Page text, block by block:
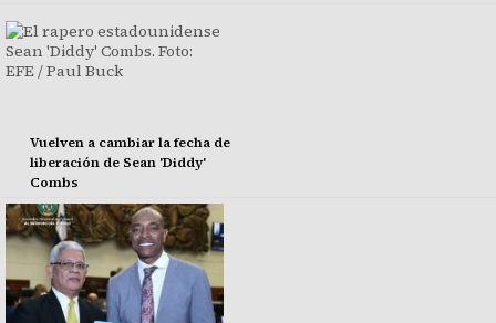
Vuelven a cambiar la fecha de
liberación de Sean 'Diddy'
Combs